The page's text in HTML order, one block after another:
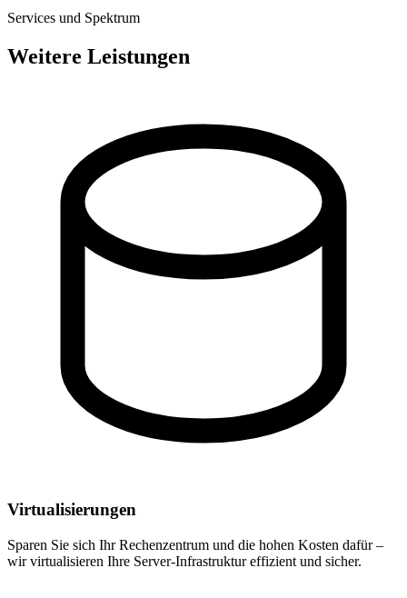
Services und Spektrum
Weitere Leistungen
Virtualisierungen
Sparen Sie sich Ihr Rechenzentrum und die hohen Kosten dafür –
wir virtualisieren Ihre Server-Infrastruktur effizient und sicher.